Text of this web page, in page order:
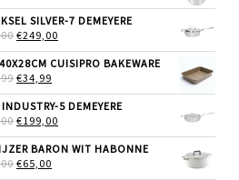
WAS:
€89,00.
IS:
€49,99.
SILVER-7 DEMEYERE
OORSPRONKELIJKE
WAS:
€299,00.
€249,00
IS:
CUISIPRO BAKEWARE
OORSPRONKELIJKE
WAS:
€43,99.
€34,99
IS:
€34,99.
5 DEMEYERE
OORSPRONKELIJKE
WAS:
€255,00.
€199,00
IS:
BARON WIT HABONNE
OORSPRONKELIJKE
€65,00